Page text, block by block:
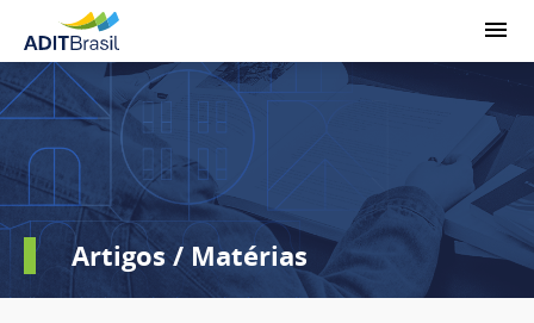
Artigos / Matérias